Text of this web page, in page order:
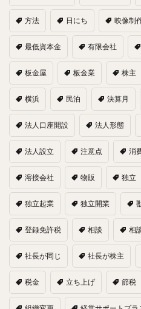
方法 日にち 映像制
最低資本金 有限会社
板金屋 板金業 株主
横浜 民泊 決算月
法人口座開設 法人形態
法人設立 注意点 消
溶接会社 物販 独立
独立起業 独立開業
登録免許税 相談 相
社長が同じ 社長が株主
税金 立ち上げ 節税